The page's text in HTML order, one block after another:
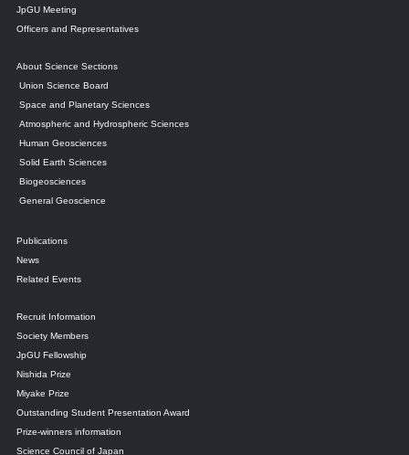
JpGU Meeting
Officers and Representatives
About Science Sections
Union Science Board
Space and Planetary Sciences
Atmospheric and Hydrospheric Sciences
Human Geosciences
Solid Earth Sciences
Biogeosciences
General Geoscience
Publications
News
Related Events
Recruit Information
Society Members
JpGU Fellowship
Nishida Prize
Miyake Prize
Outstanding Student Presentation Award
Prize-winners information
Science Council of Japan